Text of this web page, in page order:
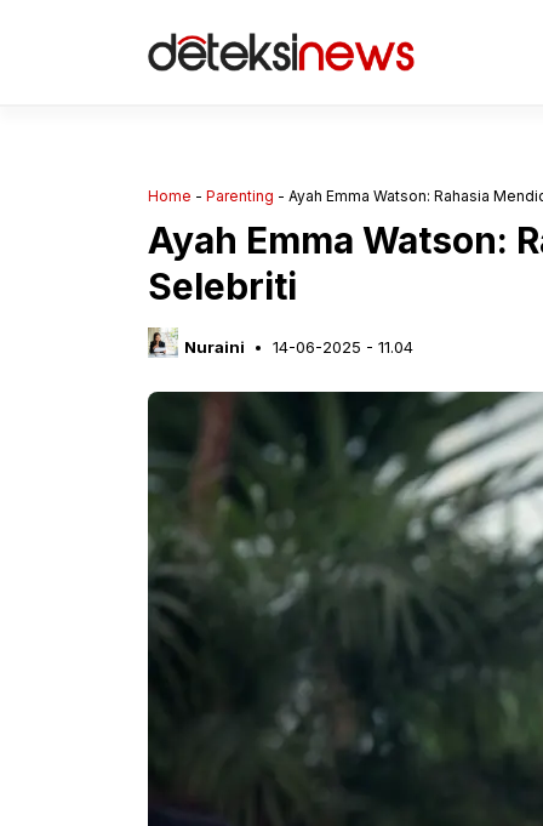
Home - Parenting - Ayah Emma Watson: Rahasia
Ayah Emma Watson:
Selebriti
Nuraini 14-06-2025 - 11.04